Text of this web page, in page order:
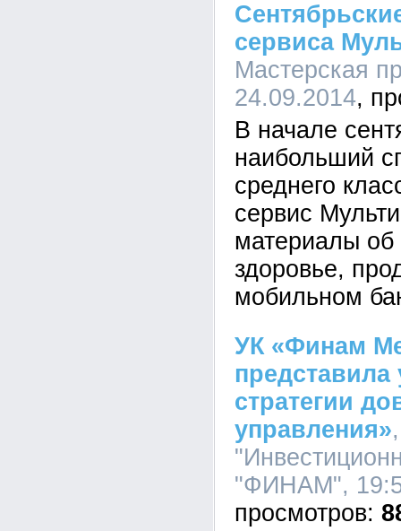
сервиса
Мастерская
24.09.2014
В начале
наибольший
среднего
сервис
материалы об
здоровье,
мобильном
УК «Финам
представила
стратегии
управления»
"ФИНАМ",